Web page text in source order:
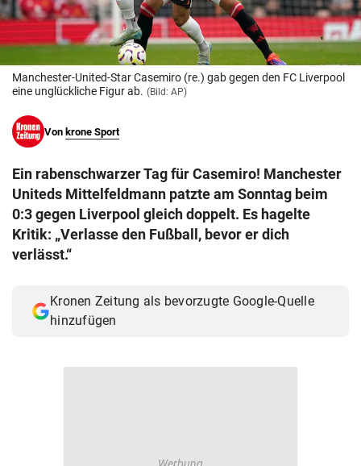
© Krone Multimedia GmbH & Co KG 2026
Muthgasse 2, 1190 Wien
Manchester-United-Star Casemiro (re.) gab gegen den FC Liverpool
eine unglückliche Figur ab. (Bild: AP)
Von krone Sport
Ein rabenschwarzer Tag für Casemiro! Manchester
Uniteds Mittelfeldmann patzte am Sonntag beim
0:3 gegen Liverpool gleich doppelt. Es hagelte
Kritik: „Verlasse den Fußball, bevor er dich
verlässt.“
Kronen Zeitung als bevorzugte Google-Quelle
hinzufügen